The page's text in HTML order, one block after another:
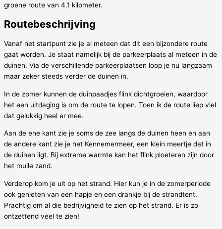
groene route van 4.1 kilometer.
Routebeschrijving
Vanaf het startpunt zie je al meteen dat dit een bijzondere route
gaat worden. Je staat namelijk bij de parkeerplaats al meteen in de
duinen. Via de verschillende parkeerplaatsen loop je nu langzaam
maar zeker steeds verder de duinen in.
In de zomer kunnen de duinpaadjes flink dichtgroeien, waardoor
het een uitdaging is om de route te lopen. Toen ik de route liep viel
dat gelukkig heel er mee.
Aan de ene kant zie je soms de zee langs de duinen heen en aan
de andere kant zie je het Kennemermeer, een klein meertje dat in
de duinen ligt. Bij extreme warmte kan het flink ploeteren zijn door
het mulle zand.
Verderop kom je uit op het strand. Hier kun je in de zomerperiode
ook genieten van een hapje en een drankje bij de strandtent.
Prachtig om al die bedrijvigheid te zien op het strand. Er is zo
ontzettend veel te zien!